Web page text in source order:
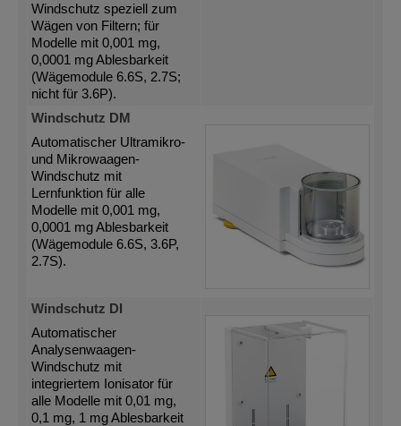
Windschutz speziell zum
Wägen von Filtern; für
Modelle mit 0,001 mg,
0,0001 mg Ablesbarkeit
(Wägemodule 6.6S, 2.7S;
nicht für 3.6P).
Windschutz DM
Automatischer Ultramikro-
und Mikrowaagen-
Windschutz mit
Lernfunktion für alle
Modelle mit 0,001 mg,
0,0001 mg Ablesbarkeit
(Wägemodule 6.6S, 3.6P,
2.7S).
Windschutz DI
Automatischer
Analysenwaagen-
Windschutz mit
integriertem Ionisator für
alle Modelle mit 0,01 mg,
0,1 mg, 1 mg Ablesbarkeit